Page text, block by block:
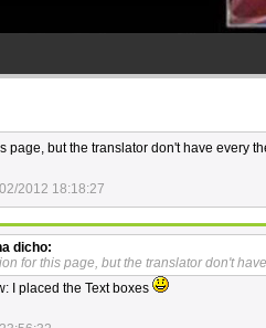
page, but the translator don't have every
2012 18:18:27
dicho:
for this page, but the translator don't
I placed the Text boxes